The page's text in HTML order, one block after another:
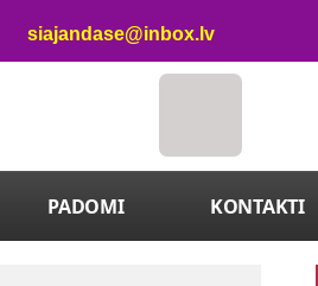
siajandase@inbox.lv
PADOMI KONTAKTI